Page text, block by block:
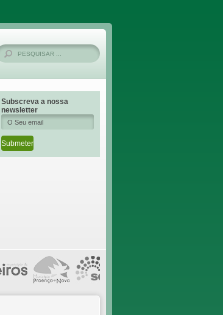
Subscreva a nossa
newsletter